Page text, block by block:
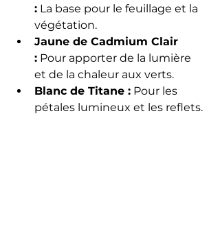
: La base pour le feuillage et la
végétation.
Jaune de Cadmium Clair
: Pour apporter de la lumière
et de la chaleur aux verts.
Blanc de Titane : Pour les
pétales lumineux et les reflets.